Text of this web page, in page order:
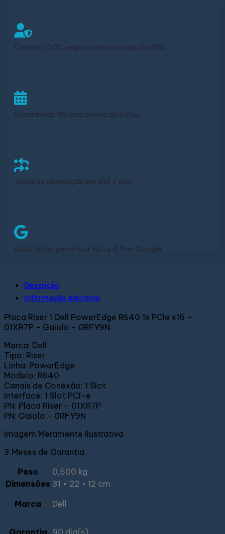
Compra 100% segura com criptografia SSL
Garantia de 90 dias contra defeitos
Troca ou devolução em até 7 dias
Satisfação garantida: Nota 4,9 no Google
Descrição
Informação adicional
Placa Riser 1 Dell PowerEdge R640 1x PCIe x16 –
01XR7P + Gaiola – 0RFY9N
Marca: Dell
Tipo: Riser
Linha: PowerEdge
Modelo: R640
Canais de Conexão: 1 Slot
Interface: 1 Slot PCI-e
PN: Placa Riser – 01XR7P
PN: Gaiola – 0RFY9N
Imagem Meramente Ilustrativa
3 Meses de Garantia
Peso
0,500 kg
Dimensões 31 × 22 × 12 cm
Marca
Dell
Garantia 90 dia(s)